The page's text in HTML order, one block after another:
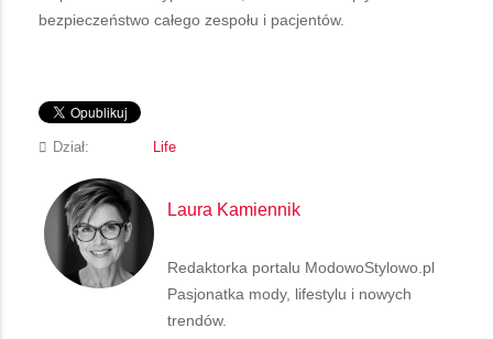
bezpieczeństwo całego zespołu i pacjentów.
Dział: Life
Laura Kamiennik
Redaktorka portalu ModowoStylowo.pl
Pasjonatka mody, lifestylu i nowych
trendów.